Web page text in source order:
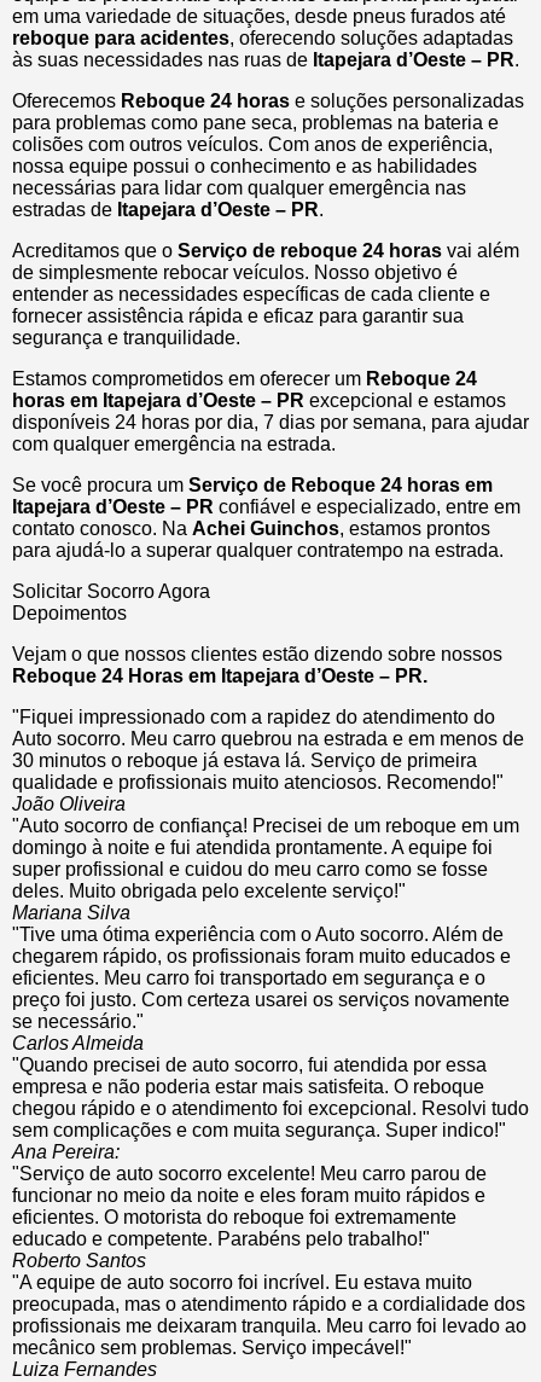
em uma variedade de situações, desde pneus furados até
reboque para acidentes, oferecendo soluções adaptadas
às suas necessidades nas ruas de Itapejara d’Oeste – PR.
Oferecemos Reboque 24 horas e soluções personalizadas
para problemas como pane seca, problemas na bateria e
colisões com outros veículos. Com anos de experiência,
nossa equipe possui o conhecimento e as habilidades
necessárias para lidar com qualquer emergência nas
estradas de Itapejara d’Oeste – PR.
Acreditamos que o Serviço de reboque 24 horas vai além
de simplesmente rebocar veículos. Nosso objetivo é
entender as necessidades específicas de cada cliente e
fornecer assistência rápida e eficaz para garantir sua
segurança e tranquilidade.
Estamos comprometidos em oferecer um Reboque 24
horas em Itapejara d’Oeste – PR excepcional e estamos
disponíveis 24 horas por dia, 7 dias por semana, para ajudar
com qualquer emergência na estrada.
Se você procura um Serviço de Reboque 24 horas em
Itapejara d’Oeste – PR confiável e especializado, entre em
contato conosco. Na Achei Guinchos, estamos prontos
para ajudá-lo a superar qualquer contratempo na estrada.
Solicitar Socorro Agora
Depoimentos
Vejam o que nossos clientes estão dizendo sobre nossos
Reboque 24 Horas em Itapejara d’Oeste – PR.
"Fiquei impressionado com a rapidez do atendimento do
Auto socorro. Meu carro quebrou na estrada e em menos de
30 minutos o reboque já estava lá. Serviço de primeira
qualidade e profissionais muito atenciosos. Recomendo!"
João Oliveira
"Auto socorro de confiança! Precisei de um reboque em um
domingo à noite e fui atendida prontamente. A equipe foi
super profissional e cuidou do meu carro como se fosse
deles. Muito obrigada pelo excelente serviço!"
Mariana Silva
"Tive uma ótima experiência com o Auto socorro. Além de
chegarem rápido, os profissionais foram muito educados e
eficientes. Meu carro foi transportado em segurança e o
preço foi justo. Com certeza usarei os serviços novamente
se necessário."
Carlos Almeida
"Quando precisei de auto socorro, fui atendida por essa
empresa e não poderia estar mais satisfeita. O reboque
chegou rápido e o atendimento foi excepcional. Resolvi tudo
sem complicações e com muita segurança. Super indico!"
Ana Pereira:
"Serviço de auto socorro excelente! Meu carro parou de
funcionar no meio da noite e eles foram muito rápidos e
eficientes. O motorista do reboque foi extremamente
educado e competente. Parabéns pelo trabalho!"
Roberto Santos
"A equipe de auto socorro foi incrível. Eu estava muito
preocupada, mas o atendimento rápido e a cordialidade dos
profissionais me deixaram tranquila. Meu carro foi levado ao
mecânico sem problemas. Serviço impecável!"
Luiza Fernandes